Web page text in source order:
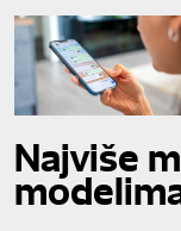
Najviše